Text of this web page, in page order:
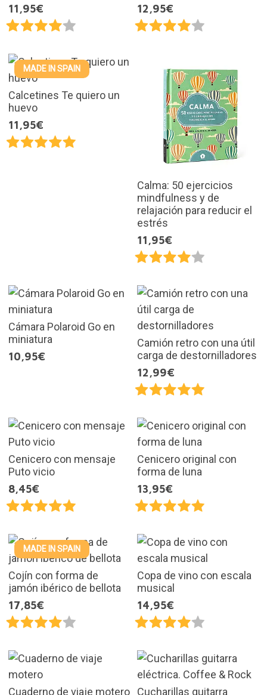
11,95€
12,95€
MADE IN SPAIN
Calcetines Te quiero un
huevo
11,95€
Calma: 50 ejercicios
mindfulness y de
relajación para reducir el
estrés
11,95€
Cámara Polaroid Go en
miniatura
10,95€
Camión retro con una útil
carga de destornilladores
12,99€
Cenicero con mensaje
Puto vicio
8,45€
Cenicero original con
forma de luna
13,95€
MADE IN SPAIN
Cojín con forma de
jamón ibérico de bellota
17,85€
Copa de vino con escala
musical
14,95€
Cuaderno de viaje motero
Cucharillas guitarra